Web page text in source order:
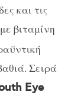
και τις
βιταμίνη
Σειρά
Eye